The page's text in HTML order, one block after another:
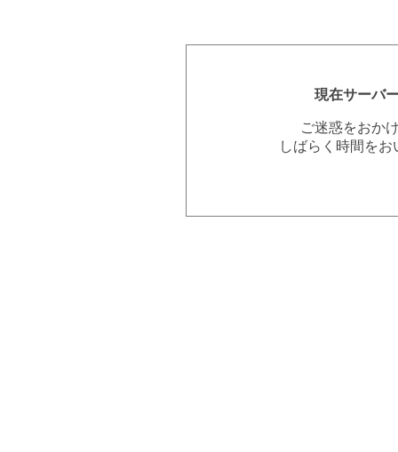
現在サーバ
ご迷惑をおか
しばらく時間を